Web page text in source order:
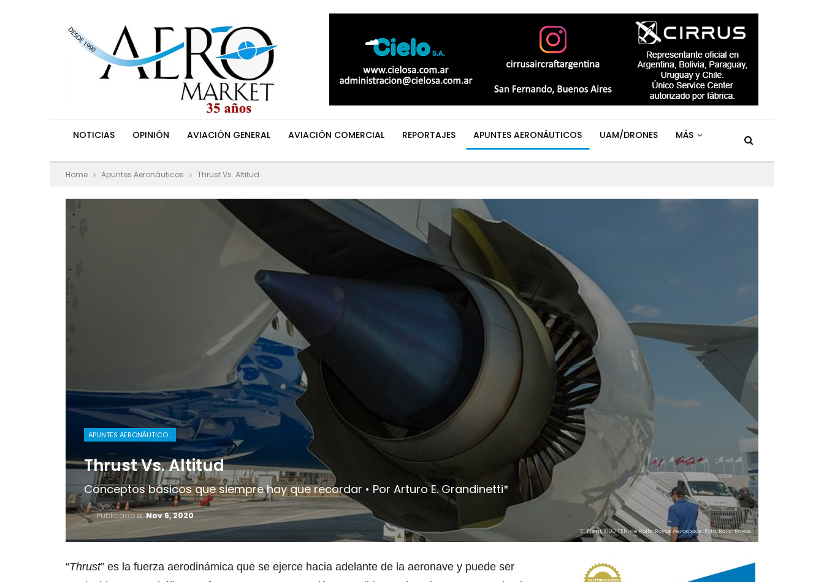
NOTICIAS OPINIÓN AVIACIÓN GENERAL AVIACIÓN COMERCIAL REPORTAJES APUNTES AERONÁUTICOS UAM/DRONES MÁS
Home Apuntes Aeronáuticos Thrust Vs. Altitud
APUNTES AERONÁUTICOS
Thrust Vs. Altitud
Conceptos básicos que siempre hay que recordar • Por Arturo E. Grandinetti*
Publicado elNov 6, 2020
El Trent 1000 TEN, de Rolls-Royce Aerospace. Foto: Rolls-Royce.
“Thrust” es la fuerza aerodinámica que se ejerce hacia adelante de la aeronave y puede ser